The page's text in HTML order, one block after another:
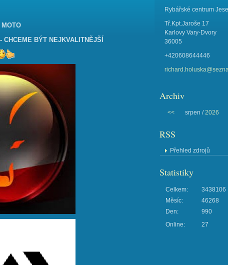
MOTO
BÝT NEJKVALITNĚJŠÍ
Rybářské centrum
Tř.Kpt.Jaroše 17
Karlovy Vary-Dvory
36005
+420608644446
Archiv
<< srpen /2026
RSS
Přehled zdrojů
Statistiky
Online: 27
Celkem:
3438106
Měsíc:
46268
Den:
990